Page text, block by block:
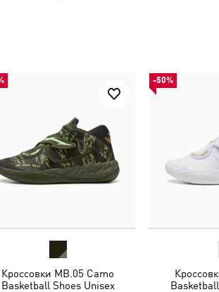
Кроссовки MB.05 Camo
Basketball Shoes Unisex
-50%